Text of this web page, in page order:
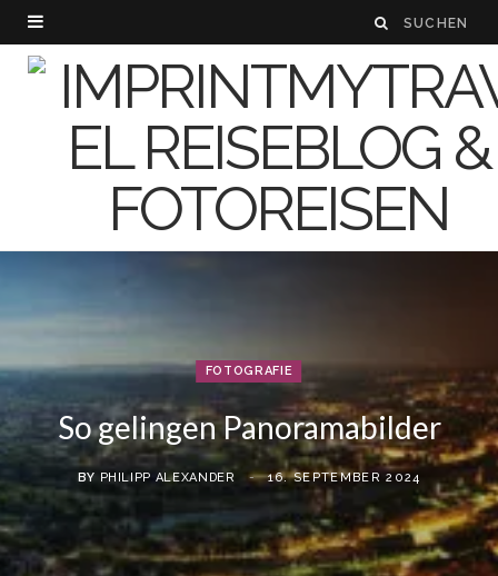
FOTOGRAFIE
So gelingen Panoramabilder
BY PHILIPP ALEXANDER 16. SEPTEMBER 2024